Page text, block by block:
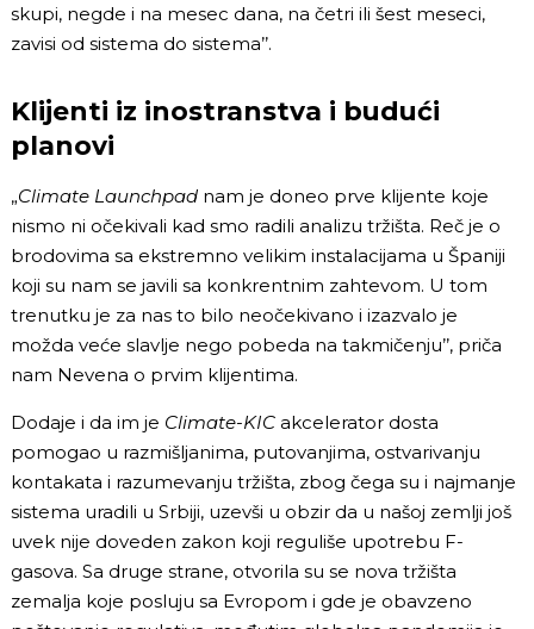
skupi, negde i na mesec dana, na četri ili šest meseci,
zavisi od sistema do sistema’’.
Klijenti iz inostranstva i budući
planovi
„Climate Launchpad nam je doneo prve klijente koje
nismo ni očekivali kad smo radili analizu tržišta. Reč je o
brodovima sa ekstremno velikim instalacijama u Španiji
koji su nam se javili sa konkrentnim zahtevom. U tom
trenutku je za nas to bilo neočekivano i izazvalo je
možda veće slavlje nego pobeda na takmičenju’’, priča
nam Nevena o prvim klijentima.
Dodaje i da im je Climate-KIC akcelerator dosta
pomogao u razmišljanima, putovanjima, ostvarivanju
kontakata i razumevanju tržišta, zbog čega su i najmanje
sistema uradili u Srbiji, uzevši u obzir da u našoj zemlji još
uvek nije doveden zakon koji reguliše upotrebu F-
gasova. Sa druge strane, otvorila su se nova tržišta
zemalja koje posluju sa Evropom i gde je obavzeno